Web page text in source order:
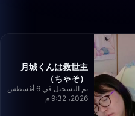
月城くんは救世主
（ちゃそ）
تم التسجيل في 6 أغسطس
2026، 9:32 م